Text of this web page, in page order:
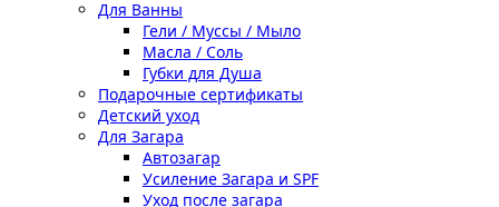
Для Ванны
Гели / Муссы / Мыло
Масла / Соль
Губки для Душа
Подарочные сертификаты
Детский уход
Для Загара
Автозагар
Усиление Загара и SPF
Уход после загара